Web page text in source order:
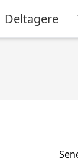
Deltagere